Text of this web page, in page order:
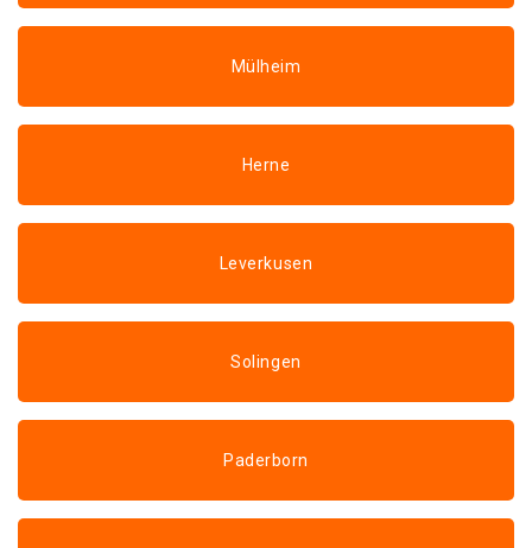
Mülheim
Herne
Leverkusen
Solingen
Paderborn